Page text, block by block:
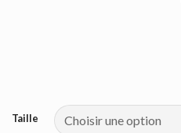
Taille